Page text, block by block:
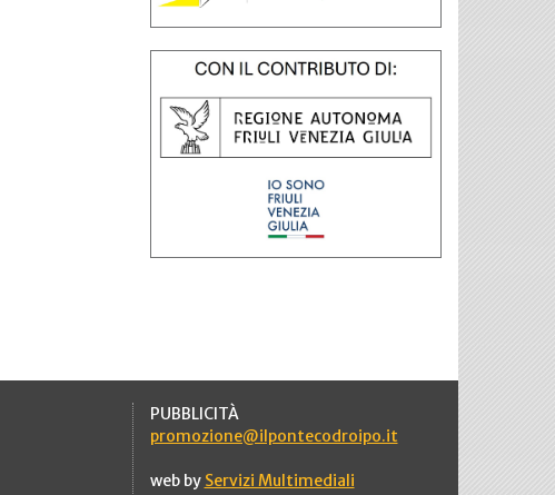
PUBBLICITÀ
promozione@ilpontecodroipo.it
web by Servizi Multimediali